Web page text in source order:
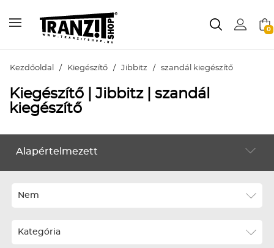
0
Kezdőoldal / Kiegészítő / Jibbitz / szandál kiegészítő
Kiegészítő | Jibbitz | szandál
kiegészítő
KIEGÉSZÍTŐ
Alapértelmezett
Alapértelmezett
Legújabbak
Nem
Kategória